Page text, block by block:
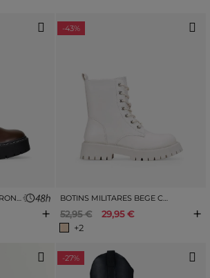
+
-43%
52,95 €
29,95 €
+2
+
-27%